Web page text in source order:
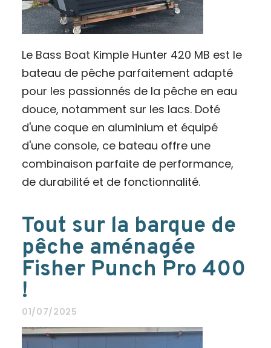
Le Bass Boat Kimple Hunter 420 MB est le
bateau de pêche parfaitement adapté
pour les passionnés de la pêche en eau
douce, notamment sur les lacs. Doté
d'une coque en aluminium et équipé
d'une console, ce bateau offre une
combinaison parfaite de performance,
de durabilité et de fonctionnalité.
Tout sur la barque de
pêche aménagée
Fisher Punch Pro 400
!
01/07/2025